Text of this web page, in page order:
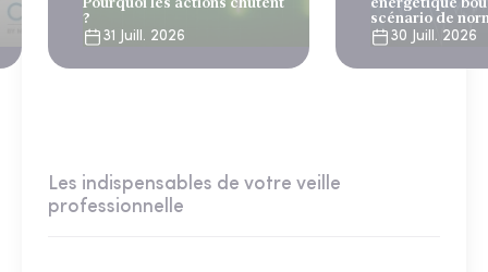
?
31 Juill. 2026
scénario de
30 Juill. 2026
Les indispensables de votre veille
professionnelle